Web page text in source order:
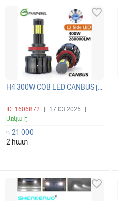
H4 300W COB LED CANBUS լուսարձակի ունիվերսալ գերպայծառ 12 կողմանի 360 բարձր/ցածր (դալնի/բլիժնի) ճառագայթով լամպ 6000K
ID: 1606872 17.03.2025
Առկա է
favorite_border
֏ 21 000
2 հատ
favorite_border